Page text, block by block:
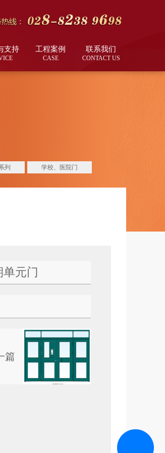
支持 工程案例
CASE
联系我们
CONTACT US
列 学校、医院门
元门
篇